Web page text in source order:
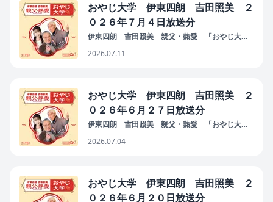
おやじ大学 伊東四朗 吉田照美 ２
０２６年７月４日放送分
伊東四朗 吉田照美 親父・熱愛 「おやじ大
2026.07.11
おやじ大学 伊東四朗 吉田照美 ２
０２６年６月２７日放送分
伊東四朗 吉田照美 親父・熱愛 「おやじ大
2026.07.04
おやじ大学 伊東四朗 吉田照美 ２
０２６年６月２０日放送分